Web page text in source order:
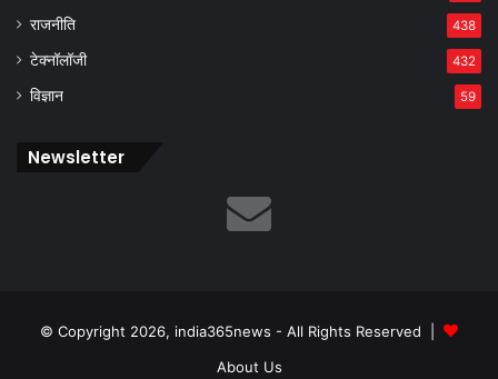
राजनीति 438
टेक्नॉलॉजी 432
विज्ञान 59
Newsletter
© Copyright 2026, india365news - All Rights Reserved |
About Us